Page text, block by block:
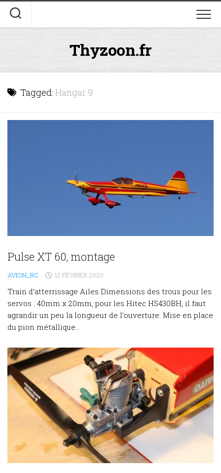
Skip
content
Thyzoon.fr
Tagged: Hangar 9
Pulse XT 60, montage
AVION_RC 12 FÉVRIER 2020
Train d’atterrissage Ailes Dimensions des trous pour les
servos : 40mm x 20mm, pour les Hitec HS430BH, il faut
agrandir un peu la longueur de l’ouverture. Mise en place
du pion métallique...